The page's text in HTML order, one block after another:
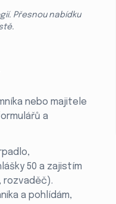
Přesnou nabídku
nebo majitele
a
50 a zajistím
rozvaděč).
a pohlídám,